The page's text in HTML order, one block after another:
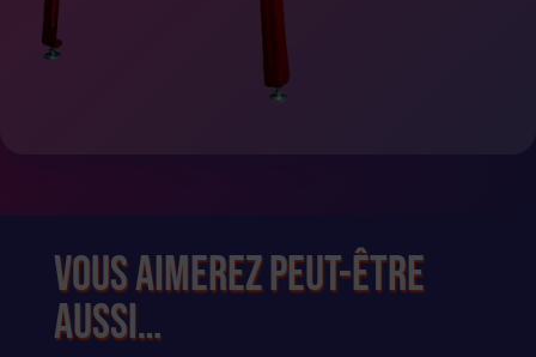
Vous aimerez peut-être
aussi…